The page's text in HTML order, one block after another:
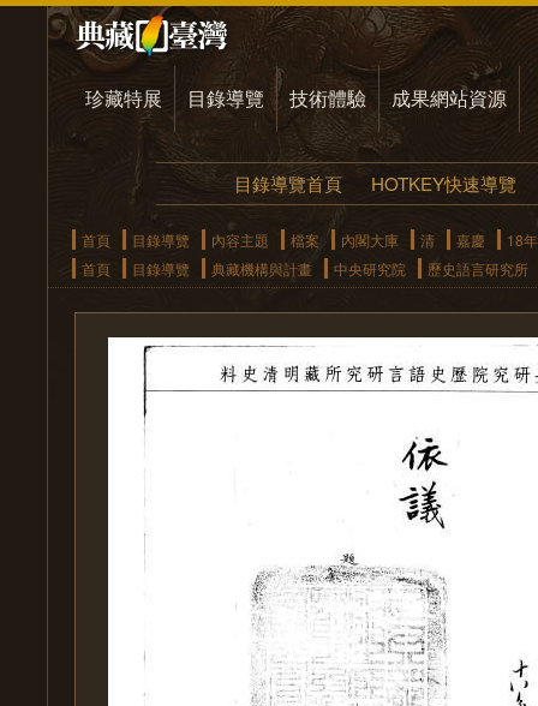
珍藏特展 目錄導覽 技術體驗 成果網站資源
目錄導覽首頁 HOTKEY快速導覽
首頁 目錄導覽 內容主題 檔案 內閣大庫 清 嘉慶
18年
首頁
目錄導覽 典藏機構與計畫 中央研究院 歷史語言研究所